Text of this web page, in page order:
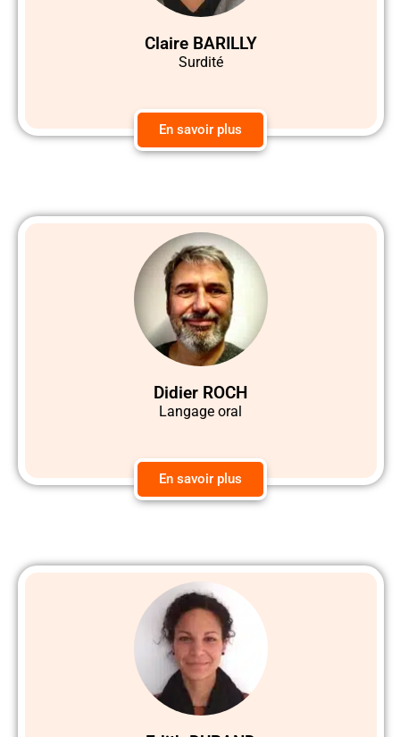
Claire BARILLY
Surdité
En savoir plus
Didier ROCH
Langage oral
En savoir plus